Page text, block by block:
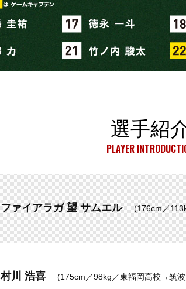
選手紹
PLAYER
ファイアラガ 望 サムエル (176cm／
村川 浩喜 (175cm／98kg／東福岡高校→筑